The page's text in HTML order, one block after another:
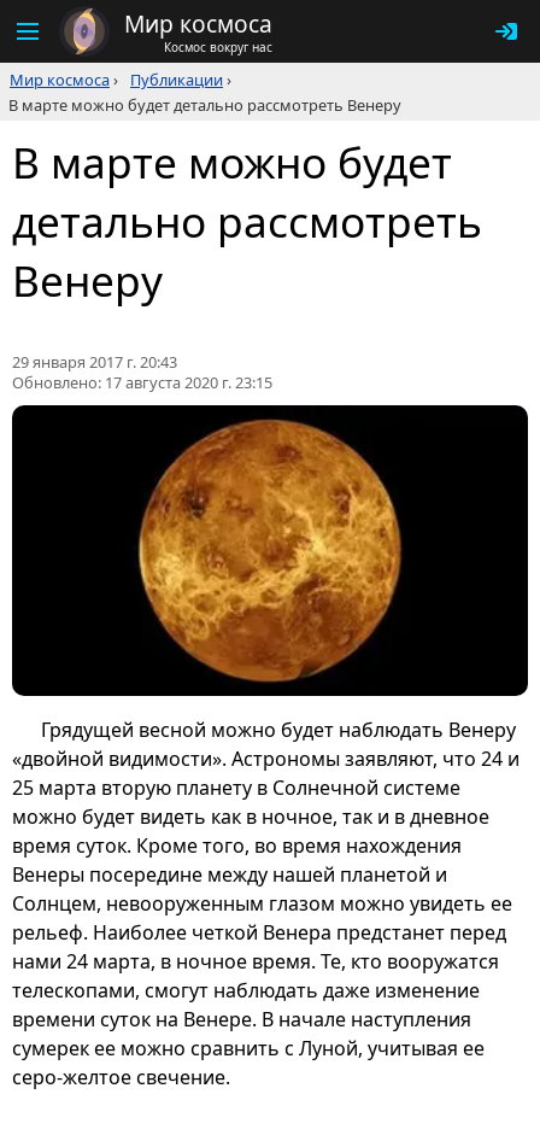
Мир космоса
Космос вокруг нас
Мир космоса› Публикации›
В марте можно будет детально рассмотреть Венеру
В марте можно будет
детально рассмотреть
Венеру
29 января 2017 г. 20:43
Обновлено: 17 августа 2020 г. 23:15
Грядущей весной можно будет наблюдать Венеру
«двойной видимости». Астрономы заявляют, что 24 и
25 марта вторую планету в Солнечной системе
можно будет видеть как в ночное, так и в дневное
время суток. Кроме того, во время нахождения
Венеры посередине между нашей планетой и
Солнцем, невооруженным глазом можно увидеть ее
рельеф. Наиболее четкой Венера предстанет перед
нами 24 марта, в ночное время. Те, кто вооружатся
телескопами, смогут наблюдать даже изменение
времени суток на Венере. В начале наступления
сумерек ее можно сравнить с Луной, учитывая ее
серо-желтое свечение.